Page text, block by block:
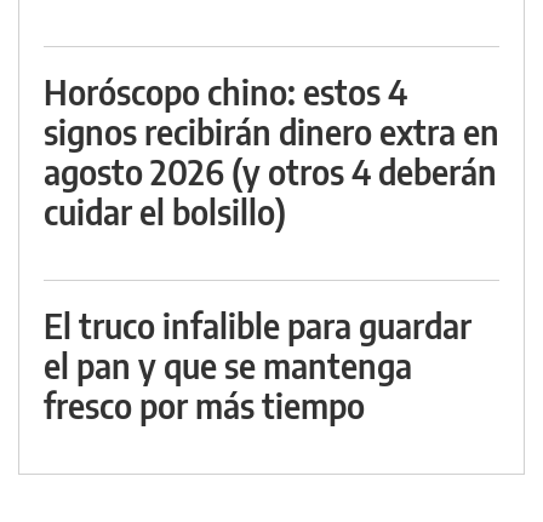
Horóscopo chino: estos 4
signos recibirán dinero extra en
agosto 2026 (y otros 4 deberán
cuidar el bolsillo)
El truco infalible para guardar
el pan y que se mantenga
fresco por más tiempo